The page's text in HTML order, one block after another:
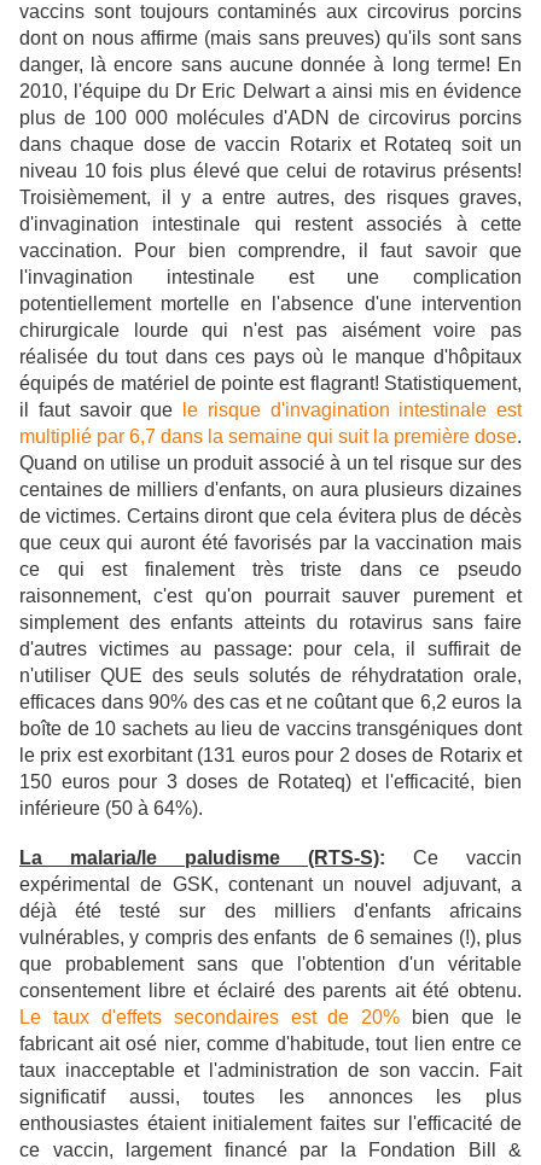
vaccins sont toujours contaminés aux circovirus porcins
dont on nous affirme (mais sans preuves) qu'ils sont sans
danger, là encore sans aucune donnée à long terme! En
2010, l'équipe du Dr Eric Delwart a ainsi mis en évidence
plus de 100 000 molécules d'ADN de circovirus porcins
dans chaque dose de vaccin Rotarix et Rotateq soit un
niveau 10 fois plus élevé que celui de rotavirus présents!
Troisièmement, il y a entre autres, des risques graves,
d'invagination intestinale qui restent associés à cette
vaccination. Pour bien comprendre, il faut savoir que
l'invagination intestinale est une complication
potentiellement mortelle en l'absence d'une intervention
chirurgicale lourde qui n'est pas aisément voire pas
réalisée du tout dans ces pays où le manque d'hôpitaux
équipés de matériel de pointe est flagrant! Statistiquement,
il faut savoir que
le risque d'invagination intestinale est
multiplié par 6,7 dans la semaine qui suit la première dose.
Quand on utilise un produit associé à un tel risque sur des
centaines de milliers d'enfants, on aura plusieurs dizaines
de victimes. Certains diront que cela évitera plus de décès
que ceux qui auront été favorisés par la vaccination mais
ce qui est finalement très triste dans ce pseudo
raisonnement, c'est qu'on pourrait sauver purement et
simplement des enfants atteints du rotavirus sans faire
d'autres victimes au passage: pour cela, il suffirait de
n'utiliser QUE des seuls solutés de réhydratation orale,
efficaces dans 90% des cas et ne coûtant que 6,2 euros la
boîte de 10 sachets au lieu de vaccins transgéniques dont
le prix est exorbitant (131 euros pour 2 doses de Rotarix et
150 euros pour 3 doses de Rotateq) et l'efficacité, bien
inférieure (50 à 64%).
La malaria/le paludisme (RTS-S):
Ce vaccin
expérimental de GSK, contenant un nouvel adjuvant, a
déjà été testé sur des milliers d'enfants africains
vulnérables, y compris des enfants de 6 semaines (!), plus
que probablement sans que l'obtention d'un véritable
consentement libre et éclairé des parents ait été obtenu.
Le taux d'effets secondaires est de 20% bien que le
fabricant ait osé nier, comme d'habitude, tout lien entre ce
taux inacceptable et l'administration de son vaccin. Fait
significatif aussi, toutes les annonces les plus
enthousiastes étaient initialement faites sur l'efficacité de
ce vaccin, largement financé par la Fondation Bill &